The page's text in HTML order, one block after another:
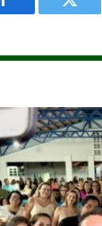
Facebook